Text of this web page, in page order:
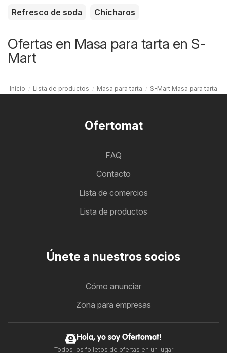
Refresco de soda
Chícharos
Ofertas en Masa para tarta en S-
Mart
Inicio Lista de productos Masa para tarta S-Mart Masa para tarta
Ofertomat
FAQ
Contacto
Lista de comercios
Lista de productos
Únete a nuestros socios
Cómo anunciar
Zona para empresas
Hola, yo soy Ofertomat!
Todos los folletos de ofertas en un lugar